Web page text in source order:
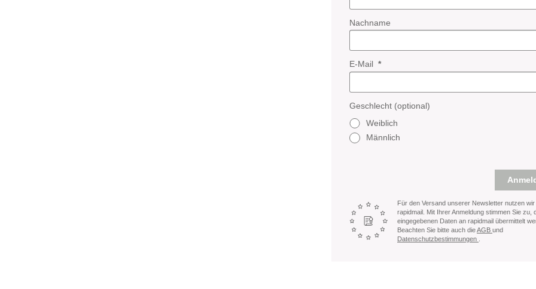
Nachname
E-Mail
Geschlecht (optional)
Weiblich
Männlich
Für den Versand unserer Newsletter nutzen wir
rapidmail. Mit Ihrer Anmeldung stimmen Sie zu,
eingegebenen Daten an rapidmail übermittelt
Beachten Sie bitte auch dieAGB und
Datenschutzbestimmungen